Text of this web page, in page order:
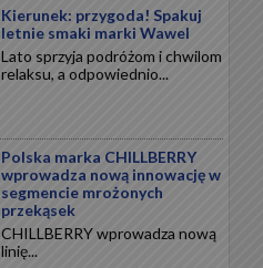
Kierunek: przygoda! Spakuj
letnie smaki marki Wawel
Lato sprzyja podróżom i chwilom
relaksu, a odpowiednio...
Polska marka CHILLBERRY
wprowadza nową innowację w
segmencie mrożonych
przekąsek
CHILLBERRY wprowadza nową
linię...